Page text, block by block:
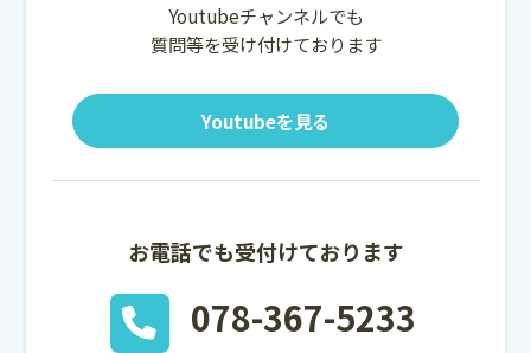
Youtubeチャンネルでも
質問等を受け付けております
Youtubeを見る
お電話でも受付けております
078-367-5233